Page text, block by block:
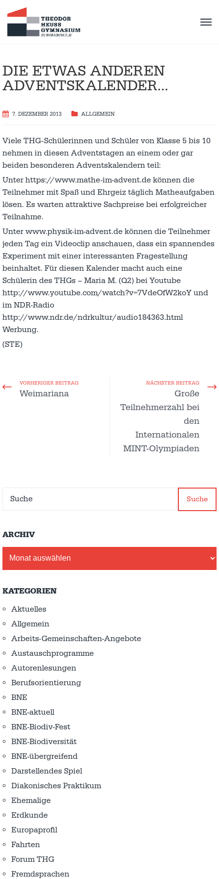
DIE ETWAS ANDEREN
ADVENTSKALENDER…
7. DEZEMBER 2013 ALLGEMEIN
Viele THG-Schülerinnen und Schüler von Klasse 5 bis 10
nehmen in diesen Adventstagen an einem oder gar
beiden besonderen Adventskalendern teil:
Unter https://www.mathe-im-advent.de können die
Teilnehmer mit Spaß und Ehrgeiz täglich Matheaufgaben
lösen. Es warten attraktive Sachpreise bei erfolgreicher
Teilnahme.
Unter www.physik-im-advent.de können die Teilnehmer
jeden Tag ein Videoclip anschauen, dass ein spannendes
Experiment mit einer interessanten Fragestellung
beinhaltet. Für diesen Kalender macht auch eine
Schülerin des THGs – Maria M. (Q2) bei Youtube
http://www.youtube.com/watch?v=7VdeOfW2koY und
im NDR-Radio
http://www.ndr.de/ndrkultur/audio184363.html
Werbung.
(STE)
VORHERIGER BEITRAG
Weimariana
NÄCHSTER BEITRAG
Große
Teilnehmerzahl bei
den
Internationalen
MINT-Olympiaden
Suche
ARCHIV
KATEGORIEN
Aktuelles
Allgemein
Arbeits-Gemeinschaften-Angebote
Austausch­programme
Autorenlesungen
Berufsorientierung
BNE
BNE-aktuell
BNE-Biodiv-Fest
BNE-Biodiversität
BNE-übergreifend
Darstellendes Spiel
Diakonisches Praktikum
Ehemalige
Erdkunde
Europaprofil
Fahrten
Forum THG
Fremdsprachen